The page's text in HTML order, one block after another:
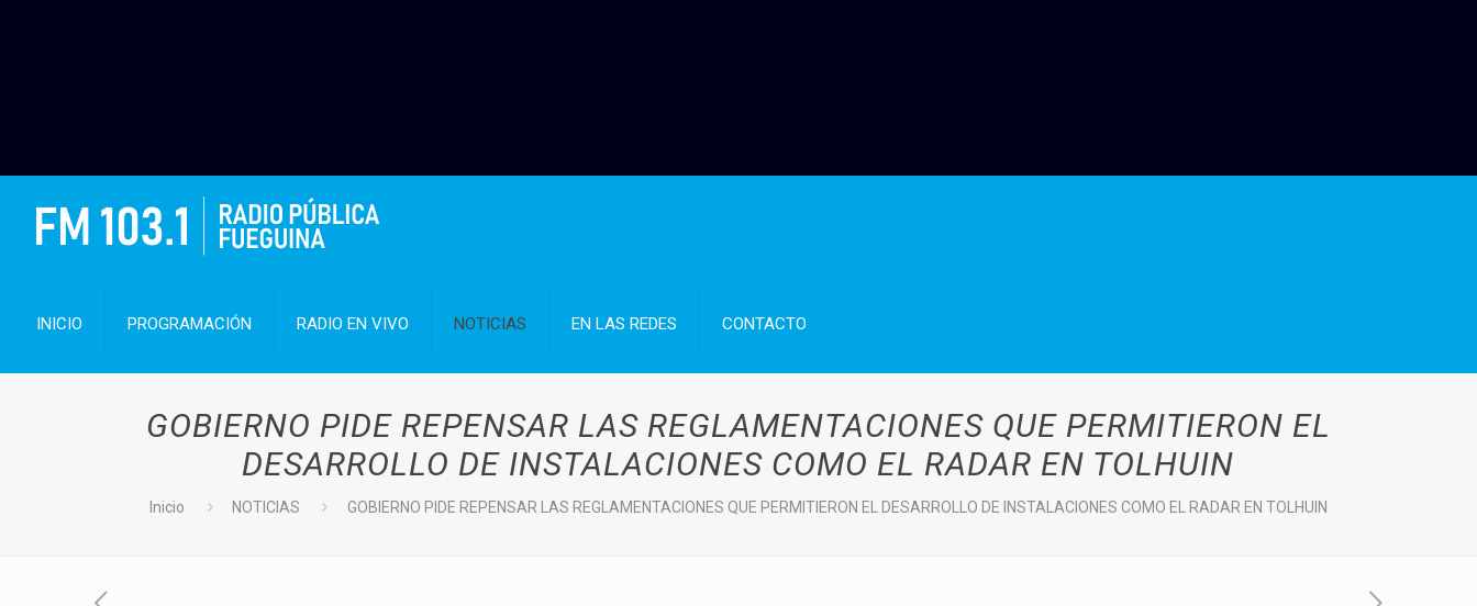
INICIO PROGRAMACIÓN RADIO EN VIVO NOTICIAS EN LAS REDES CONTACTO
GOBIERNO PIDE REPENSAR LAS REGLAMENTACIONES QUE PERMITIERON EL
DESARROLLO DE INSTALACIONES COMO EL RADAR EN TOLHUIN
Inicio NOTICIAS GOBIERNO PIDE REPENSAR LAS REGLAMENTACIONES QUE PERMITIERON EL DESARROLLO DE INSTALACIONES COMO EL RADAR EN TOLHUIN